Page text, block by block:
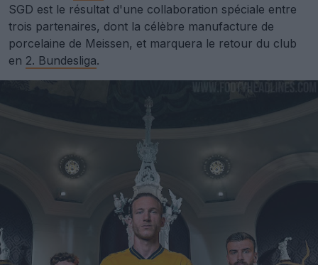
SGD est le résultat d'une collaboration spéciale entre
trois partenaires, dont la célèbre manufacture de
porcelaine de Meissen, et marquera le retour du club
en 2. Bundesliga.